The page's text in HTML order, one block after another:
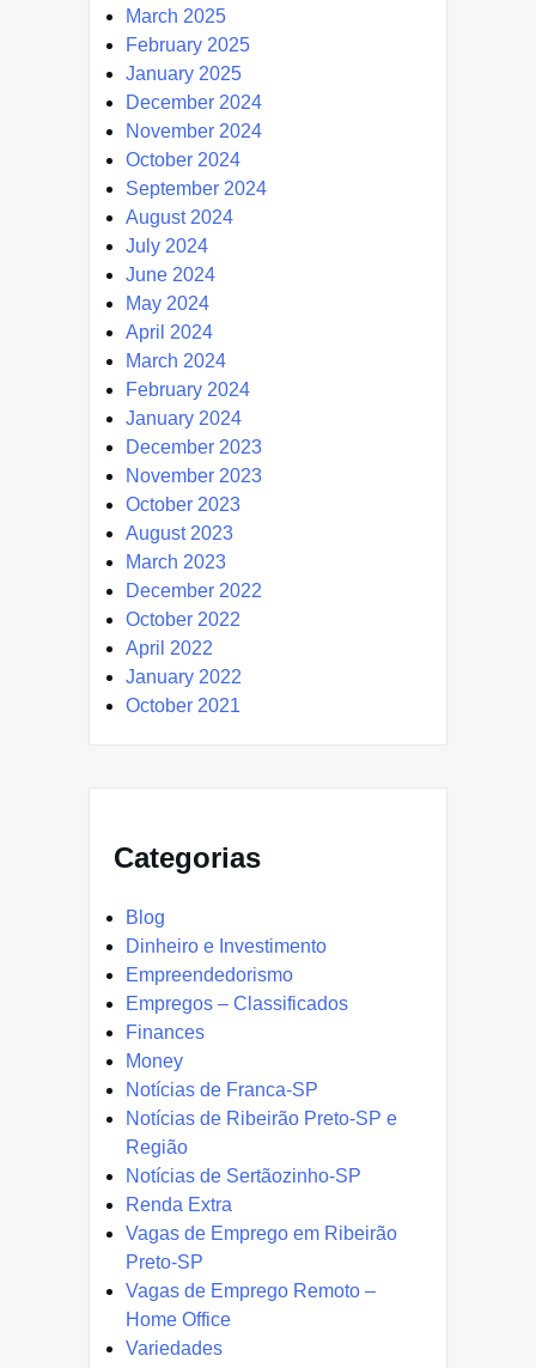
March 2025
February 2025
January 2025
December 2024
November 2024
October 2024
September 2024
August 2024
July 2024
June 2024
May 2024
April 2024
March 2024
February 2024
January 2024
December 2023
November 2023
October 2023
August 2023
March 2023
December 2022
October 2022
April 2022
January 2022
October 2021
Categorias
Blog
Dinheiro e Investimento
Empreendedorismo
Empregos – Classificados
Finances
Money
Notícias de Franca-SP
Notícias de Ribeirão Preto-SP e
Região
Notícias de Sertãozinho-SP
Renda Extra
Vagas de Emprego em Ribeirão
Preto-SP
Vagas de Emprego Remoto –
Home Office
Variedades